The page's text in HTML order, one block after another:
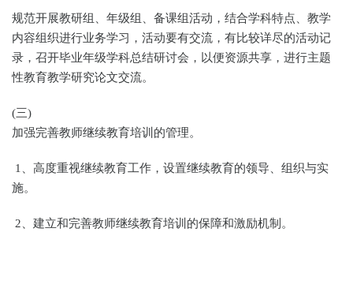
规范开展教研组、年级组、备课组活动，结合学科特点、教学
内容组织进行业务学习，活动要有交流，有比较详尽的活动记
录，召开毕业年级学科总结研讨会，以便资源共享，进行主题
性教育教学研究论文交流。
(三)
加强完善教师继续教育培训的管理。
1、高度重视继续教育工作，设置继续教育的领导、组织与实
施。
2、建立和完善教师继续教育培训的保障和激励机制。